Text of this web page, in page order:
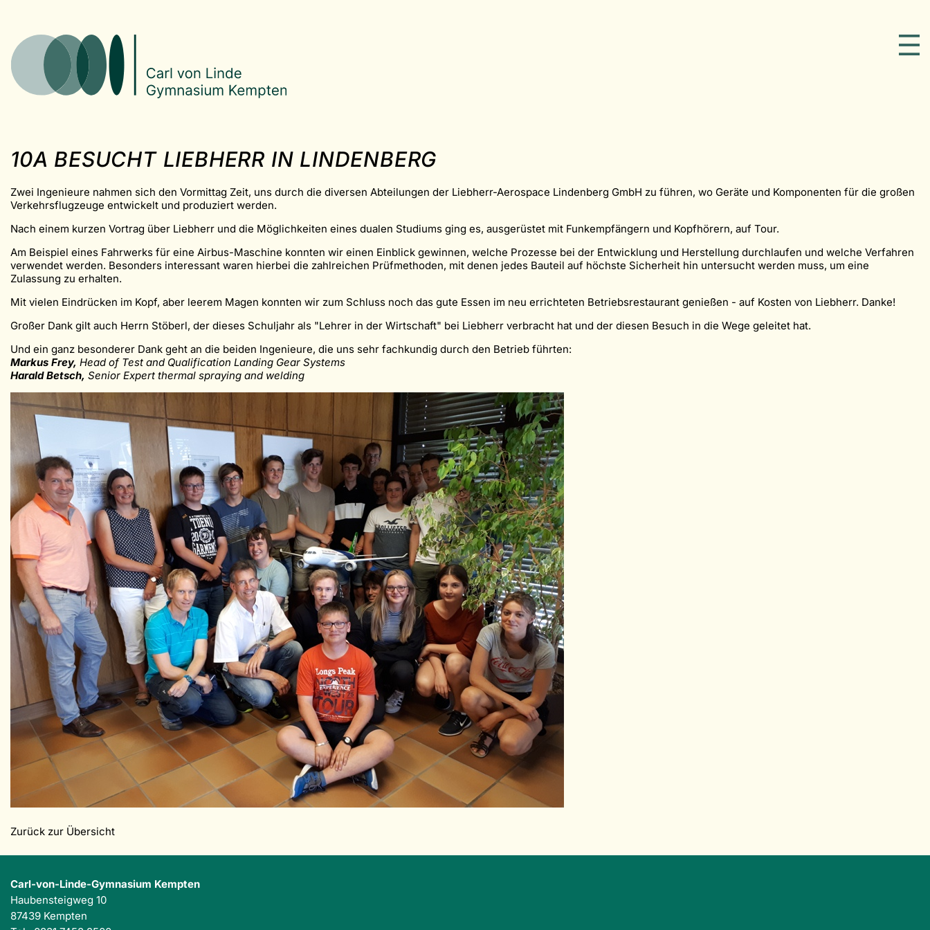
10A BESUCHT LIEBHERR IN LINDENBERG
Zwei Ingenieure nahmen sich den Vormittag Zeit, uns durch die diversen Abteilungen der Liebherr-Aerospace Lindenberg GmbH zu führen, wo Geräte und Komponenten für die großen
Verkehrsflugzeuge entwickelt und produziert werden.
Nach einem kurzen Vortrag über Liebherr und die Möglichkeiten eines dualen Studiums ging es, ausgerüstet mit Funkempfängern und Kopfhörern, auf Tour.
Am Beispiel eines Fahrwerks für eine Airbus-Maschine konnten wir einen Einblick gewinnen, welche Prozesse bei der Entwicklung und Herstellung durchlaufen und welche Verfahren
verwendet werden. Besonders interessant waren hierbei die zahlreichen Prüfmethoden, mit denen jedes Bauteil auf höchste Sicherheit hin untersucht werden muss, um eine
Zulassung zu erhalten.
Mit vielen Eindrücken im Kopf, aber leerem Magen konnten wir zum Schluss noch das gute Essen im neu errichteten Betriebsrestaurant genießen - auf Kosten von Liebherr. Danke!
Großer Dank gilt auch Herrn Stöberl, der dieses Schuljahr als "Lehrer in der Wirtschaft" bei Liebherr verbracht hat und der diesen Besuch in die Wege geleitet hat.
Und ein ganz besonderer Dank geht an die beiden Ingenieure, die uns sehr fachkundig durch den Betrieb führten:
Markus Frey, Head of Test and Qualification Landing Gear Systems
Harald Betsch, Senior Expert thermal spraying and welding
Zurück zur Übersicht
Carl-von-Linde-Gymnasium Kempten
Haubensteigweg 10
87439 Kempten